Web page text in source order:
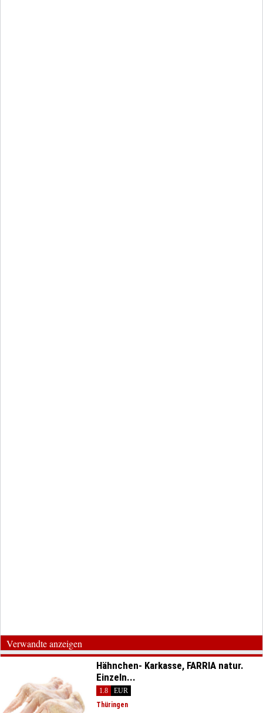
Verwandte anzeigen
Hähnchen- Karkasse, FARRIA natur.
Einzeln...
1.8
EUR
Thüringen